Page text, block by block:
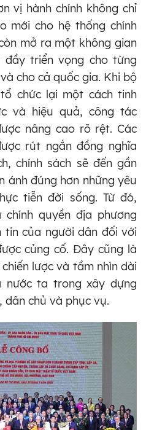
vị hành chính không chỉ
mới cho hệ thống chính
mở ra một không gian
triển vọng cho từng
cho cả quốc gia. Khi bộ
chức lại một cách tinh
và hiệu quả, công tác
nâng cao rõ rệt. Các
rút ngắn đồng nghĩa
chính sách sẽ đến gần
ánh đúng hơn những yêu
tiễn đời sống. Từ đó,
quyền địa phương
tin của người dân đối với
củng cố. Đây cũng là
lược và tầm nhìn dài
nước ta trong xây dựng
dân chủ và phục vụ.